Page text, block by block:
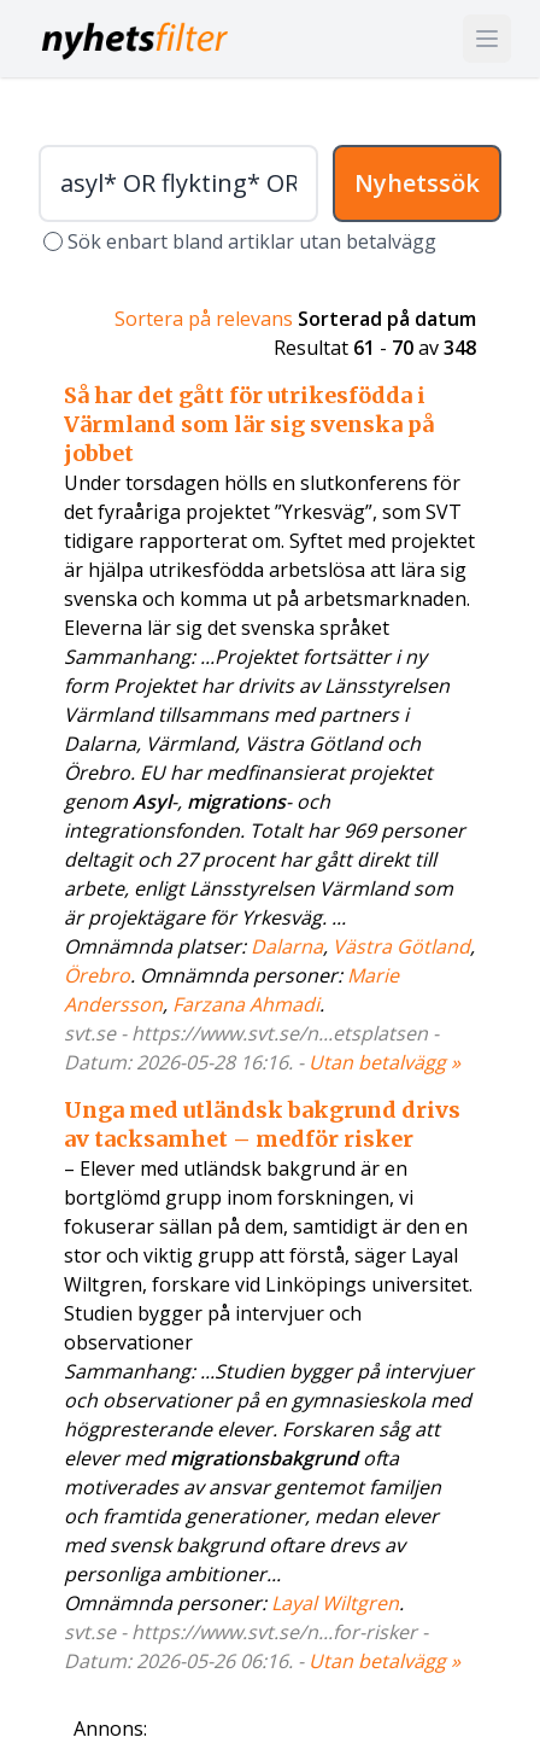
Nyhetssök
Sök enbart bland artiklar utan betalvägg
Sortera på relevans Sorterad på datum
Resultat 61 - 70av348
Så har det gått för utrikesfödda i
Värmland som lär sig svenska på
jobbet
Under torsdagen hölls en slutkonferens för
det fyraåriga projektet ”Yrkesväg”, som SVT
tidigare rapporterat om. Syftet med projektet
är hjälpa utrikesfödda arbetslösa att lära sig
svenska och komma ut på arbetsmarknaden.
Eleverna lär sig det svenska språket
Sammanhang: ...Projektet fortsätter i ny
form Projektet har drivits av Länsstyrelsen
Värmland tillsammans med partners i
Dalarna, Värmland, Västra Götland och
Örebro. EU har medfinansierat projektet
genomAsyl-, migrations- och
integrationsfonden. Totalt har 969 personer
deltagit och 27 procent har gått direkt till
arbete, enligt Länsstyrelsen Värmland som
är projektägare för Yrkesväg. ...
Omnämnda platser:Dalarna, Västra Götland,
Örebro. Omnämnda personer:Marie
Andersson, Farzana Ahmadi.
svt.se - https://www.svt.se/n...etsplatsen -
Datum: 2026-05-28 16:16. - Utan betalvägg »
Unga med utländsk bakgrund drivs
av tacksamhet – medför risker
– Elever med utländsk bakgrund är en
bortglömd grupp inom forskningen, vi
fokuserar sällan på dem, samtidigt är den en
stor och viktig grupp att förstå, säger Layal
Wiltgren, forskare vid Linköpings universitet.
Studien bygger på intervjuer och
observationer
Sammanhang: ...Studien bygger på intervjuer
och observationer på en gymnasieskola med
högpresterande elever. Forskaren såg att
elever medmigrationsbakgrundofta
motiverades av ansvar gentemot familjen
och framtida generationer, medan elever
med svensk bakgrund oftare drevs av
personliga ambitioner...
Omnämnda personer:Layal Wiltgren.
svt.se - https://www.svt.se/n...for-risker -
Datum: 2026-05-26 06:16. - Utan betalvägg »
Annons: